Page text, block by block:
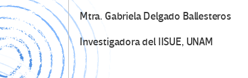
Mtra. Gabriela Delgado Ballesteros
Investigadora del IISUE, UNAM